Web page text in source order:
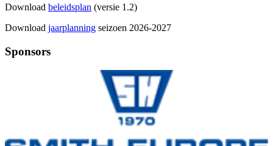
Download beleidsplan (versie 1.2)
Download jaarplanning seizoen 2026-2027
Sponsors